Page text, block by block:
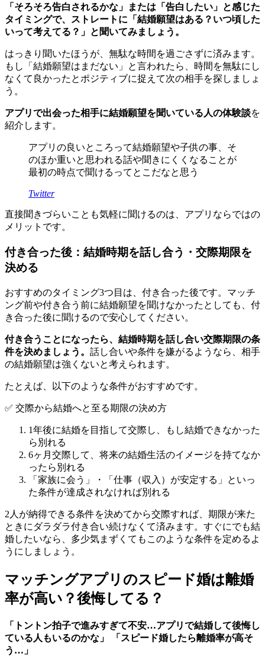
「そろそろ告白されるかな」または「告白したい」と感じた
タイミングで、ストレートに「結婚願望はある？いつ頃した
いって考えてる？」と聞いてみましょう。
はっきり聞いたほうが、無駄な時間を過ごさずに済みます。
もし「結婚願望はまだない」と言われたら、時間を無駄にし
なくて良かったとポジティブに捉えて次の相手を探しましょ
う。
アプリで出会った相手に結婚願望を聞いている人の体験談を
紹介します。
アプリの良いところって結婚願望や子供の事、そ
のほか重いと思われる話や聞きにくくなることが
最初の時点で聞けるってとこだなと思う
Twitter
直接聞きづらいことも気軽に聞けるのは、アプリならではの
メリットです。
付き合った後：結婚時期を話し合う・交際期限を
決める
おすすめのタイミング3つ目は、付き合った後です。マッチ
ング前や付き合う前に結婚願望を聞けなかったとしても、付
き合った後に聞けるので安心してください。
付き合うことになったら、結婚時期を話し合い交際期限の条
件を決めましょう。 話し合いや条件を嫌がるようなら、相手
の結婚願望は強くないと考えられます。
たとえば、以下のような条件がおすすめです。
✅ 交際から結婚へと至る期限の決め方
1年後に結婚を目指して交際し、もし結婚できなかった
ら別れる
6ヶ月交際して、将来の結婚生活のイメージを持てなか
ったら別れる
「家族に会う」・「仕事（収入）が安定する」といっ
た条件が達成されなければ別れる
2人が納得できる条件を決めてから交際すれば、期限が来た
ときにダラダラ付き合い続けなくて済みます。すぐにでも結
婚したいなら、多少気まずくてもこのような条件を定めるよ
うにしましょう。
マッチングアプリのスピード婚は離婚
率が高い？後悔してる？
「トントン拍子で進みすぎて不安…アプリで結婚して後悔し
ている人もいるのかな」 「スピード婚したら離婚率が高そ
う…」